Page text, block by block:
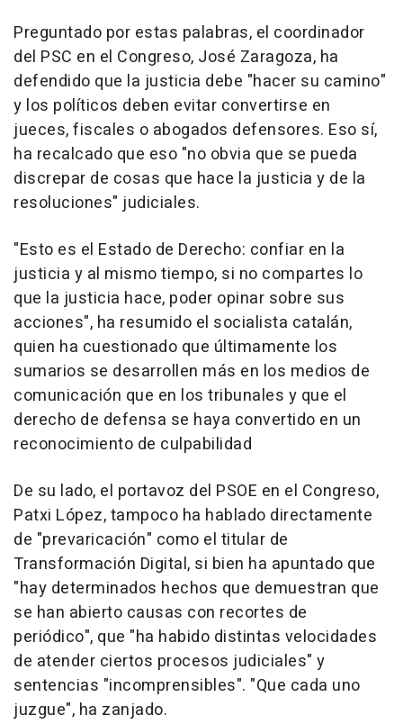
Preguntado por estas palabras, el coordinador
del PSC en el Congreso, José Zaragoza, ha
defendido que la justicia debe "hacer su camino"
y los políticos deben evitar convertirse en
jueces, fiscales o abogados defensores. Eso sí,
ha recalcado que eso "no obvia que se pueda
discrepar de cosas que hace la justicia y de la
resoluciones" judiciales.
"Esto es el Estado de Derecho: confiar en la
justicia y al mismo tiempo, si no compartes lo
que la justicia hace, poder opinar sobre sus
acciones", ha resumido el socialista catalán,
quien ha cuestionado que últimamente los
sumarios se desarrollen más en los medios de
comunicación que en los tribunales y que el
derecho de defensa se haya convertido en un
reconocimiento de culpabilidad
De su lado, el portavoz del PSOE en el Congreso,
Patxi López, tampoco ha hablado directamente
de "prevaricación" como el titular de
Transformación Digital, si bien ha apuntado que
"hay determinados hechos que demuestran que
se han abierto causas con recortes de
periódico", que "ha habido distintas velocidades
de atender ciertos procesos judiciales" y
sentencias "incomprensibles". "Que cada uno
juzgue", ha zanjado.